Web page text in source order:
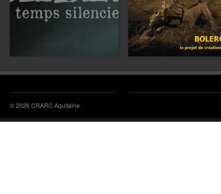
© 2026 CRARC Aquitaine